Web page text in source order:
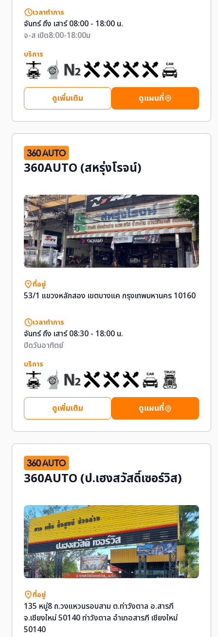
เวลาทำการ
จันทร์ ถึง เสาร์ 08:00 - 18:00 น.
จ-ส เปิด8:00-18:00น
บริการ
ดูเพิ่มเติม ดูแผนที่
360AUTO (สหรุ่งโรจน์)
ที่อยู่
53/1 แขวงหลักสอง เขตบางแค กรุงเทพมหานคร 10160
เวลาทำการ
จันทร์ ถึง เสาร์ 08:30 - 18:00 น.
ปิดวันอาทิตย์
บริการ
ดูเพิ่มเติม ดูแผนที่
360AUTO (ป.เฮงสวัสดิ์เซอร์วิส)
ที่อยู่
135 หมู่8 ถ.วงแหวนรอบสาม ต.ท่าวังตาล อ.สารภี
จ.เชียงใหม่ 50140 ท่าวังตาล อำเภอสารภี เชียงใหม่
50140